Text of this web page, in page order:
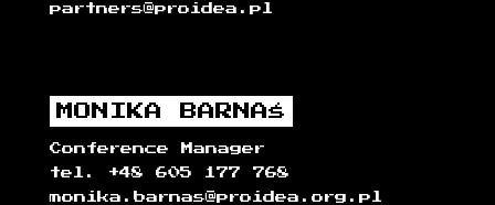
partners@proidea.pl
MONIKA BARNAŚ
Conference Manager
tel. +48 605 177 768
monika.barnas@proidea.org.pl